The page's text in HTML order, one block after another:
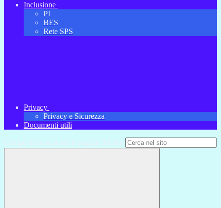
Inclusione
PI
BES
Rete SPS
Privacy
Privacy e Sicurezza
Documenti utili
Campo di ricerca per le pagine del sito